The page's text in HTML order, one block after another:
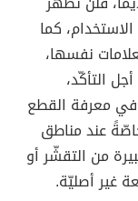
كما
نفسها،
التأكّد،
في معرفة القطع
عند مناطق
من التقشّر أو
غير أصليّة.